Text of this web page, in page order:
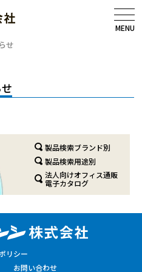
MENU
せ
製品検索ブランド別
製品検索用途別
法人向けオフィス通販
電子カタログ
リシー
お問い合わせ